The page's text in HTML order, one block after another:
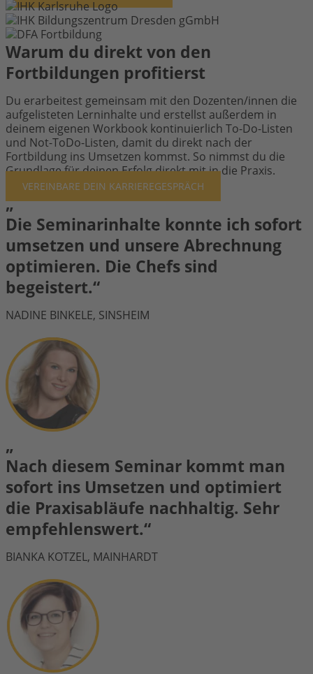
Warum du direkt von den
Fortbildungen profitierst
Du erarbeitest gemeinsam mit den Dozenten/innen die
aufgelisteten Lerninhalte und erstellst außerdem in
deinem eigenen Workbook kontinuierlich To-Do-Listen
und Not-ToDo-Listen, damit du direkt nach der
Fortbildung ins Umsetzen kommst. So nimmst du die
Grundlage für deinen Erfolg direkt mit in die Praxis.
VEREINBARE DEIN KARRIEREGESPRÄCH
„
Die Seminarinhalte konnte ich sofort
umsetzen und unsere Abrechnung
optimieren. Die Chefs sind
begeistert.“
NADINE BINKELE, SINSHEIM
„
Nach diesem Seminar kommt man
sofort ins Umsetzen und optimiert
die Praxisabläufe nachhaltig. Sehr
empfehlenswert.“
BIANKA KOTZEL, MAINHARDT